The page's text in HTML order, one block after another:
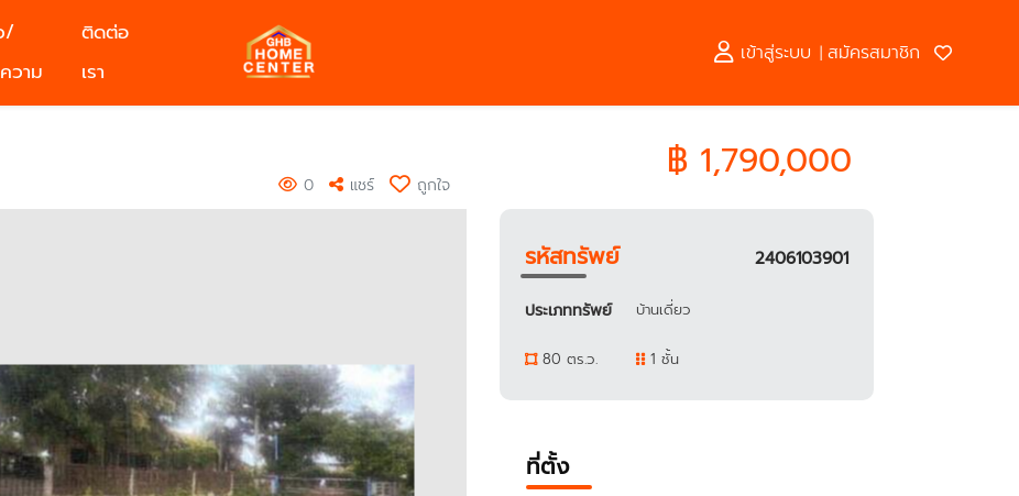
/
วาม
ติดต่อ
เรา
เข้าสู่ระบบ | สมัครสมาชิก
0 แชร์ ถูกใจ ฿ 1,790,000
รหัสทรัพย์ 2406103901
ประเภททรัพย์ บ้านเดี่ยว
80 ตร.ว. 1 ชั้น
ที่ตั้ง